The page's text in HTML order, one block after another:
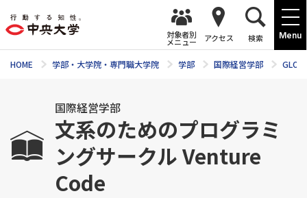
Menu
対象者別
メニュー アクセス 検索
HOME 学部・大学院・専門職大学院 学部 国際経営学部
国際経営学部
文系のためのプログラミ
ングサークル Venture
Code